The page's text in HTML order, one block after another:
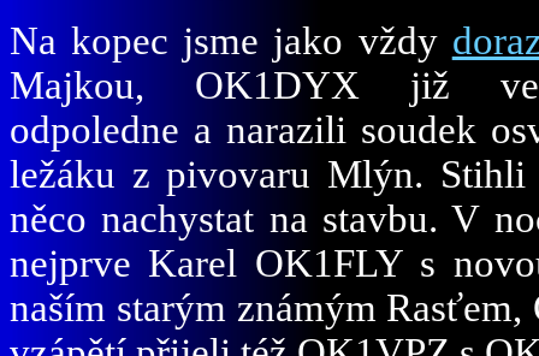
Na kopec jsme jako vždy
Majkou, OK1DYX již
odpoledne a narazili soudek
ležáku z pivovaru Mlýn. Stihli
něco nachystat na stavbu. V
nejprve Karel OK1FLY s
naším starým známým